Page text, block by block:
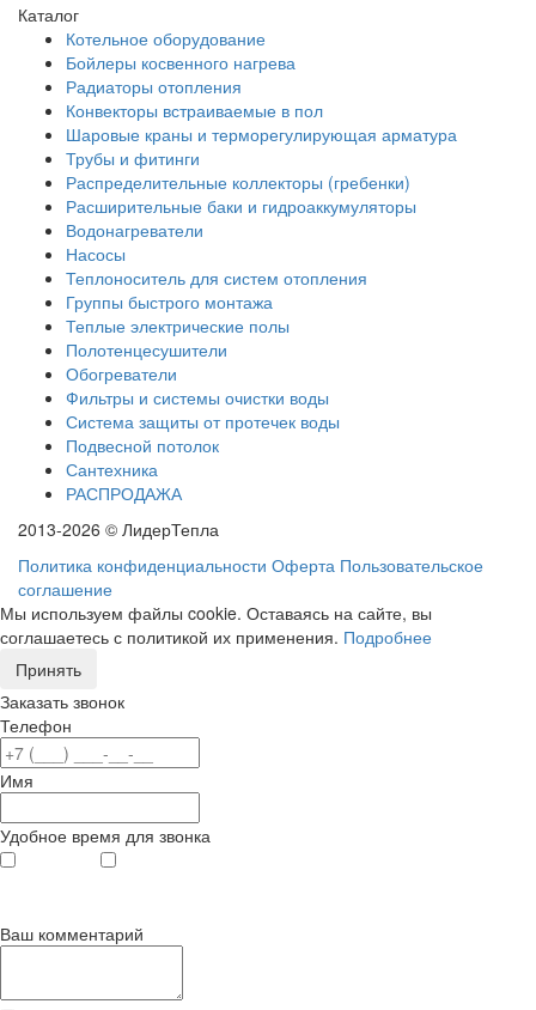
Каталог
Котельное оборудование
Бойлеры косвенного нагрева
Радиаторы отопления
Конвекторы встраиваемые в пол
Шаровые краны и терморегулирующая арматура
Трубы и фитинги
Распределительные коллекторы (гребенки)
Расширительные баки и гидроаккумуляторы
Водонагреватели
Насосы
Теплоноситель для систем отопления
Группы быстрого монтажа
Теплые электрические полы
Полотенцесушители
Обогреватели
Фильтры и системы очистки воды
Система защиты от протечек воды
Подвесной потолок
Сантехника
РАСПРОДАЖА
2013-2026 © ЛидерТепла
Политика конфиденциальности Оферта Пользовательское
соглашение
Мы используем файлы cookie. Оставаясь на сайте, вы
соглашаетесь с политикой их применения. Подробнее
Принять
Заказать звонок
Телефон
Имя
Удобное время для звонка
Ваш комментарий